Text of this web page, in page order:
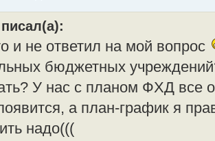
и не ответил на мой вопрос
бюджетных
У нас с планом ФХД все
а план-график я
надо(((